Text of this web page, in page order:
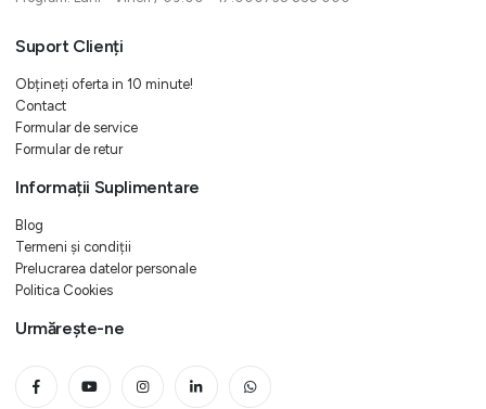
Suport Clienți
Obțineți oferta in 10 minute!
Contact
Formular de service
Formular de retur
Informații Suplimentare
Blog
Termeni și condiții
Prelucrarea datelor personale
Politica Cookies
Urmărește-ne